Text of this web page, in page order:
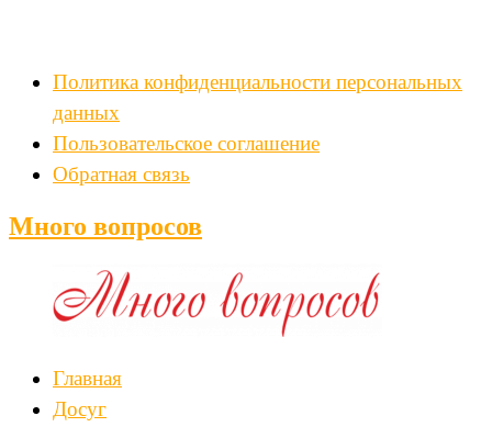
Политика конфиденциальности персональных
данных
Пользовательское соглашение
Обратная связь
Много вопросов
Главная
Досуг